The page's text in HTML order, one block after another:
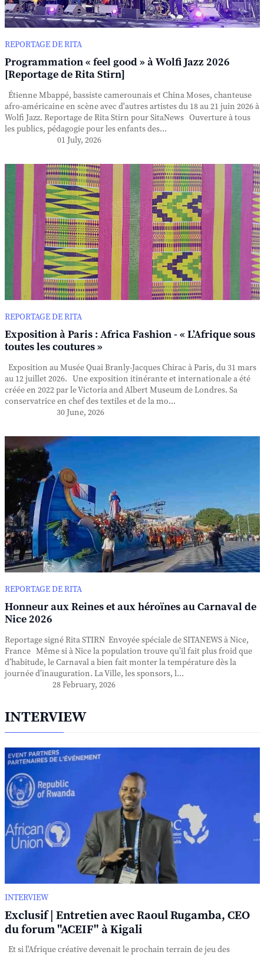
REPORTAGE DE RITA
Programmation « feel good » à Wolfi Jazz 2026
[Reportage de Rita Stirn]
Étienne Mbappé, bassiste camerounais et China Moses, chanteuse
afro-américaine en scène avec d'autres artistes du 18 au 21 juin 2026 à
Wolfi Jazz. Reportage de Rita Stirn pour SitaNews Ouverture à tous
les publics, pédagogie pour les enfants des...
01 July, 2026
REPORTAGE DE RITA
Exposition à Paris : Africa Fashion - « L’Afrique sous
toutes les coutures »
Exposition au Musée Quai Branly-Jacques Chirac à Paris, du 31 mars
au 12 juillet 2026. Une exposition itinérante et internationale a été
créée en 2022 par le Victoria and Albert Museum de Londres. Sa
conservatrice en chef des textiles et de la mo...
30 June, 2026
REPORTAGE DE RITA
Honneur aux Reines et aux héroïnes au Carnaval de
Nice 2026
Reportage signé Rita STIRN Envoyée spéciale de SITANEWS à Nice,
France Même si à Nice la population trouve qu’il fait plus froid que
d’habitude, le Carnaval a bien fait monter la température dès la
journée d’inauguration. La Ville, les sponsors, l...
28 February, 2026
INTERVIEW
INTERVIEW
Exclusif | Entretien avec Raoul Rugamba, CEO
du forum "ACEIF" à Kigali
Et si l'Afrique créative devenait le prochain terrain de jeu des